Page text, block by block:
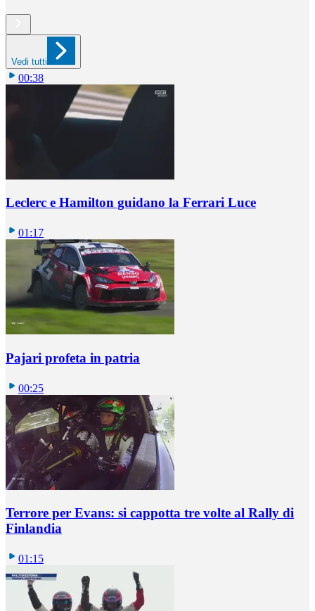
Vedi tutti
00:38
Leclerc e Hamilton guidano la Ferrari Luce
01:17
Pajari profeta in patria
00:25
Terrore per Evans: si cappotta tre volte al Rally di
Finlandia
01:15